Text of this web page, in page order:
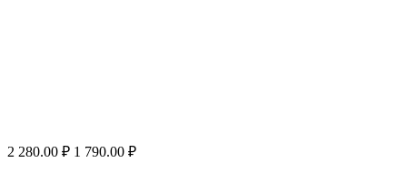
2 280.00 ₽ 1 790.00 ₽